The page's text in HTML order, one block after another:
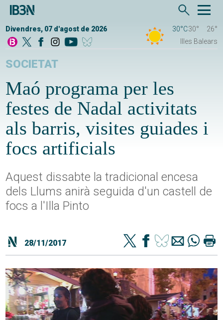
Divendres, 07 d'agost de 2026 30°C30°
26°
Illes Balears
SOCIETAT
Maó programa per les
festes de Nadal activitats
als barris, visites guiades i
focs artificials
Aquest dissabte la tradicional encesa
dels Llums anirà seguida d'un castell de
focs a l'Illa Pinto
28/11/2017